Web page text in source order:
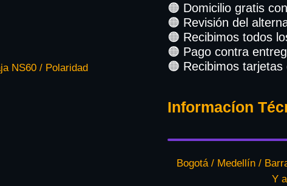
NS60 / Polaridad
🟠 Domicilio gratis
🟠 Revisión del
🟠 Recibimos todos
🟠 Pago contra
🟠 Recibimos
Informacíon
Bogotá / Medellín /
Y